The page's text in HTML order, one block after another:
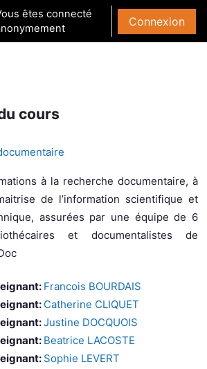
la saisie de recherche
êtes connecté
Connexion
cours
à la recherche documentaire, à
de l’information scientifique et
assurées par une équipe de 6
et documentalistes de
Francois BOURDAIS
Catherine CLIQUET
Justine DOCQUOIS
Beatrice LACOSTE
Sophie LEVERT